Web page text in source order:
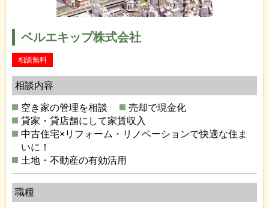
ベルエキップ株式会社
相談無料
相談内容
空き家の管理を相談
売却で現金化
貸家・貸店舗にして家賃収入
中古住宅×リフォーム・リノベーションで快適な住ま
いに！
土地・不動産の有効活用
職種